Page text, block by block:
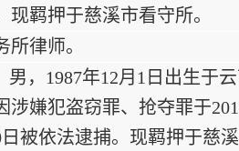
羁押于慈溪市看守所。
律师。
，1987年12月1日出生于
嫌犯盗窃罪、抢夺罪于
被依法逮捕。现羁押于慈溪